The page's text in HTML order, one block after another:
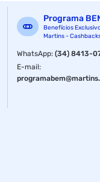
Programa
Benefícios
Martins -
WhatsApp:(34) 8413-
E-mail: